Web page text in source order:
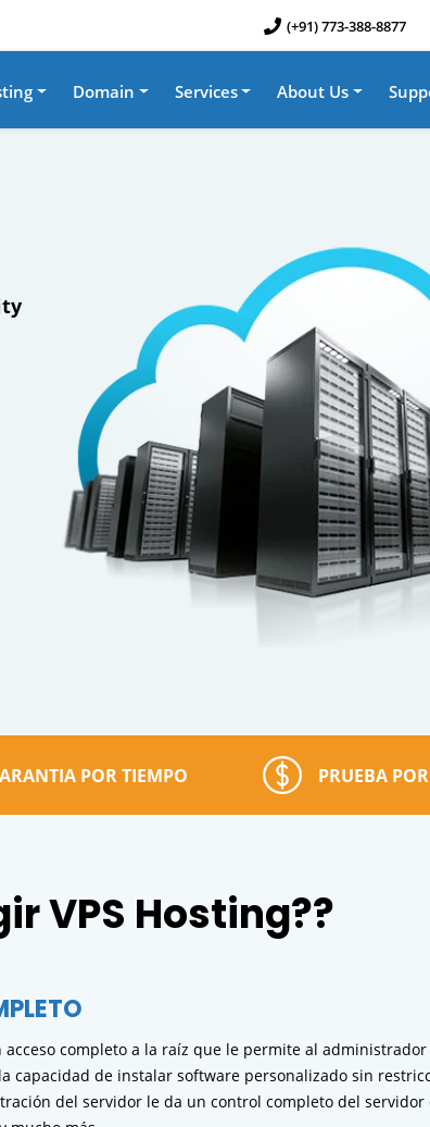
(+91) 773-388-8877
Domain Services About Us
POR TIEMPO PRUEBA
VPS Hosting??
completo a la raíz que le permite al administrador
capacidad de instalar software personalizado sin
del servidor le da un control completo del servidor